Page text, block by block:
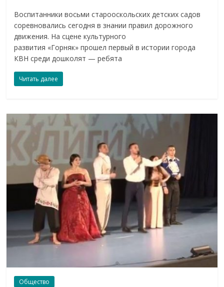
Воспитанники восьми старооскольских детских садов
соревновались сегодня в знании правил дорожного
движения. На сцене культурного
развития «Горняк» прошел первый в истории города
КВН среди дошколят — ребята
Читать далее
Общество